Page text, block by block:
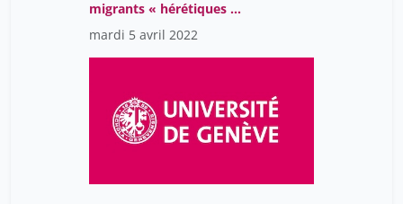
migrants « hérétiques »
du XIIe au XXIe siècle en
Europe jusqu’aux
Amériques : le cas des
mardi 5 avril 2022